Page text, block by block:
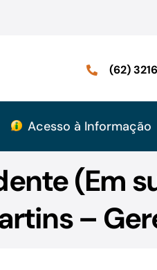
(62)
Acesso à Informação
(Em
–